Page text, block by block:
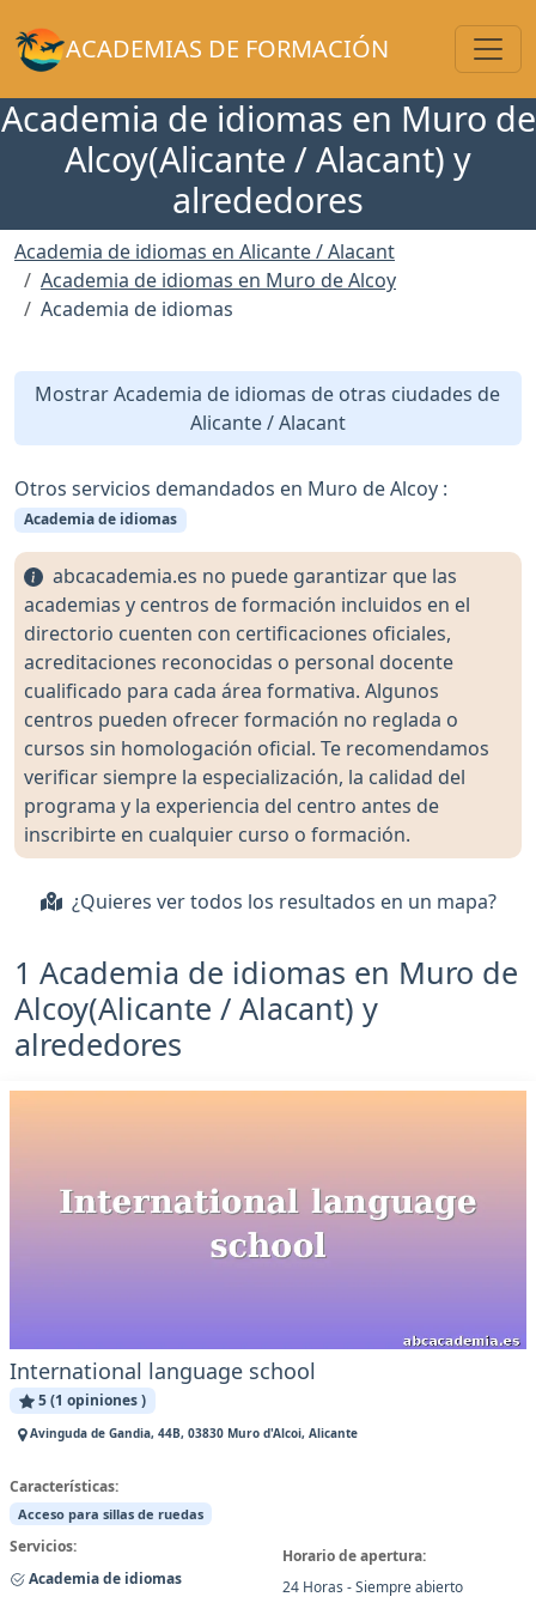
ACADEMIAS DE FORMACIÓN
Academia de idiomas en Muro de
Alcoy(Alicante / Alacant) y
alrededores
Academia de idiomas en Alicante / Alacant
Academia de idiomas en Muro de Alcoy
Academia de idiomas
Mostrar Academia de idiomas de otras ciudades de
Alicante / Alacant
Otros servicios demandados en Muro de Alcoy :
Academia de idiomas
abcacademia.es no puede garantizar que las
academias y centros de formación incluidos en el
directorio cuenten con certificaciones oficiales,
acreditaciones reconocidas o personal docente
cualificado para cada área formativa. Algunos
centros pueden ofrecer formación no reglada o
cursos sin homologación oficial. Te recomendamos
verificar siempre la especialización, la calidad del
programa y la experiencia del centro antes de
inscribirte en cualquier curso o formación.
¿Quieres ver todos los resultados en un mapa?
1 Academia de idiomas en Muro de
Alcoy(Alicante / Alacant) y
alrededores
International language school
5 (1 opiniones )
Avinguda de Gandia, 44B, 03830 Muro d'Alcoi, Alicante
Características:
Acceso para sillas de ruedas
Servicios:
Academia de idiomas
Horario de apertura:
24 Horas - Siempre abierto